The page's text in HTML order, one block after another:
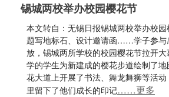
锡城两校举办校园樱花节
本文转自：无锡日报锡城两校举办校园
题写地标石、设计邀请函……学子参与
放，锡城两所学校的校园樱花节拉开
学的学生为新建成的樱花步道绘制了
花大道上开展了书法、舞龙舞狮等活
里留下了他们成长的印记……更多